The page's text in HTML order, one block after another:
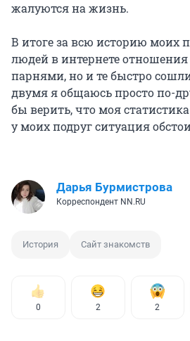
жалуются на жизнь.
В итоге за всю историю моих
людей в интернете отношения
парнями, но и те быстро
двумя я общаюсь просто по-
бы верить, что моя
у моих подруг ситуация
Дарья Бурмистрова
Корреспондент NN.RU
История Сайт знакомств
0 2 2